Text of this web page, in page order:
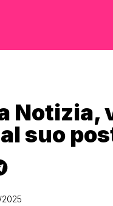
Notizia,
suo